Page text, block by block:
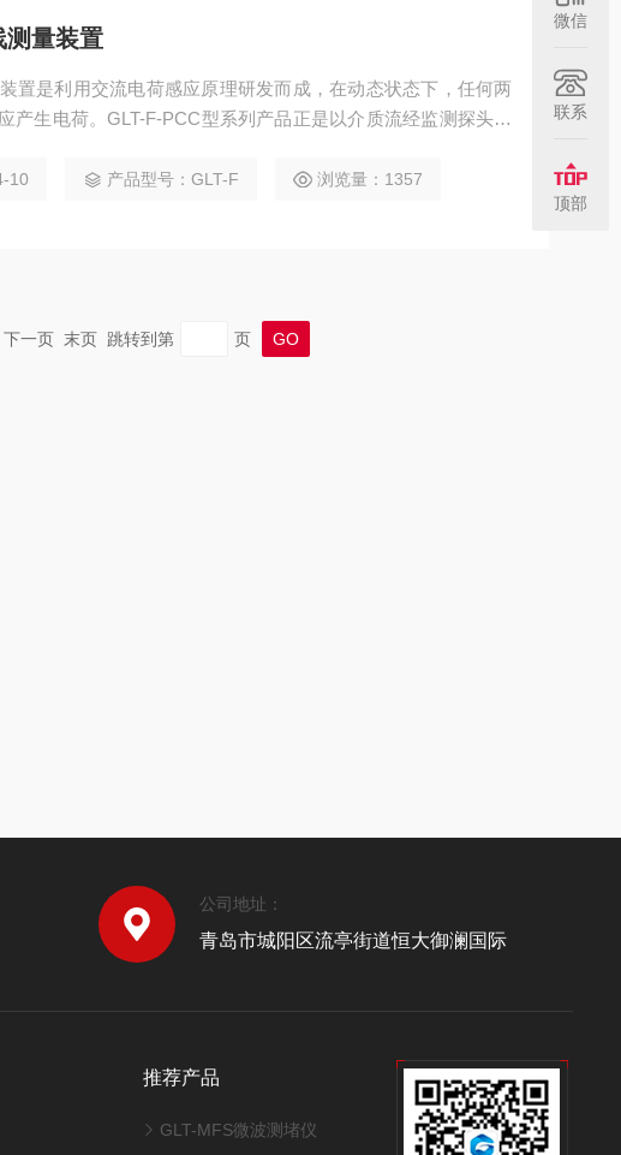
测量装置
置是利用交流电荷感应原理研发而成，在动态状态下，任何两
产生电荷。GLT-F-PCC型系列产品正是以介质流经监测探头时
10 产品型号：GLT-F 浏览量：1357
一页 末页 跳转到第 页
公司地址：
青岛市城阳区流亭街道恒大御澜国际
推荐产品
GLT-MFS微波测堵仪
微信
联系
顶部